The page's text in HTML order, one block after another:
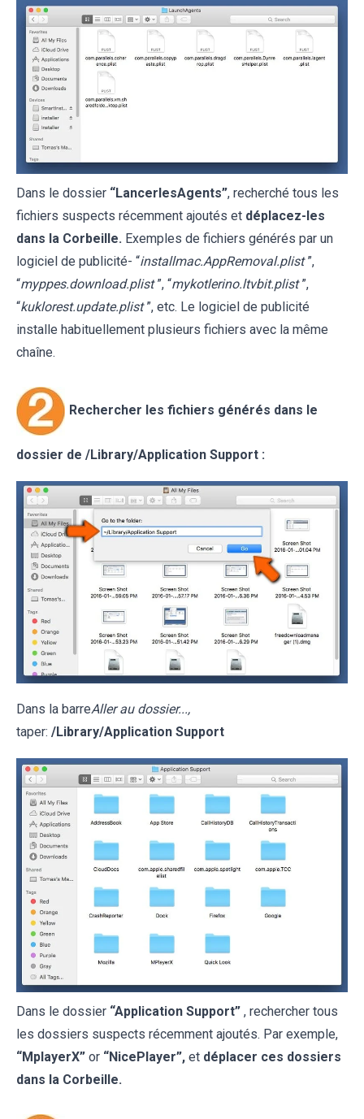
Dans le dossier “LancerlesAgents”, recherché tous les
fichiers suspects récemment ajoutés et déplacez-les
dans la Corbeille. Exemples de fichiers générés par un
logiciel de publicité- “installmac.AppRemoval.plist ”,
“myppes.download.plist ”, “mykotlerino.ltvbit.plist ”,
“kuklorest.update.plist ”, etc. Le logiciel de publicité
installe habituellement plusieurs fichiers avec la même
chaîne.
Rechercher les fichiers générés dans le
dossier de /Library/Application Support :
Dans la barreAller au dossier...,
taper: /Library/Application Support
Dans le dossier “Application Support” , rechercher tous
les dossiers suspects récemment ajoutés. Par exemple,
“MplayerX” or “NicePlayer”, et déplacer ces dossiers
dans la Corbeille.